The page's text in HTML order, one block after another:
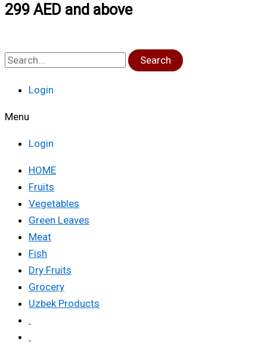
299 AED and above
Search
Login
Menu
Login
HOME
Fruits
Vegetables
Green Leaves
Meat
Fish
Dry Fruits
Grocery
Uzbek Products
.
.